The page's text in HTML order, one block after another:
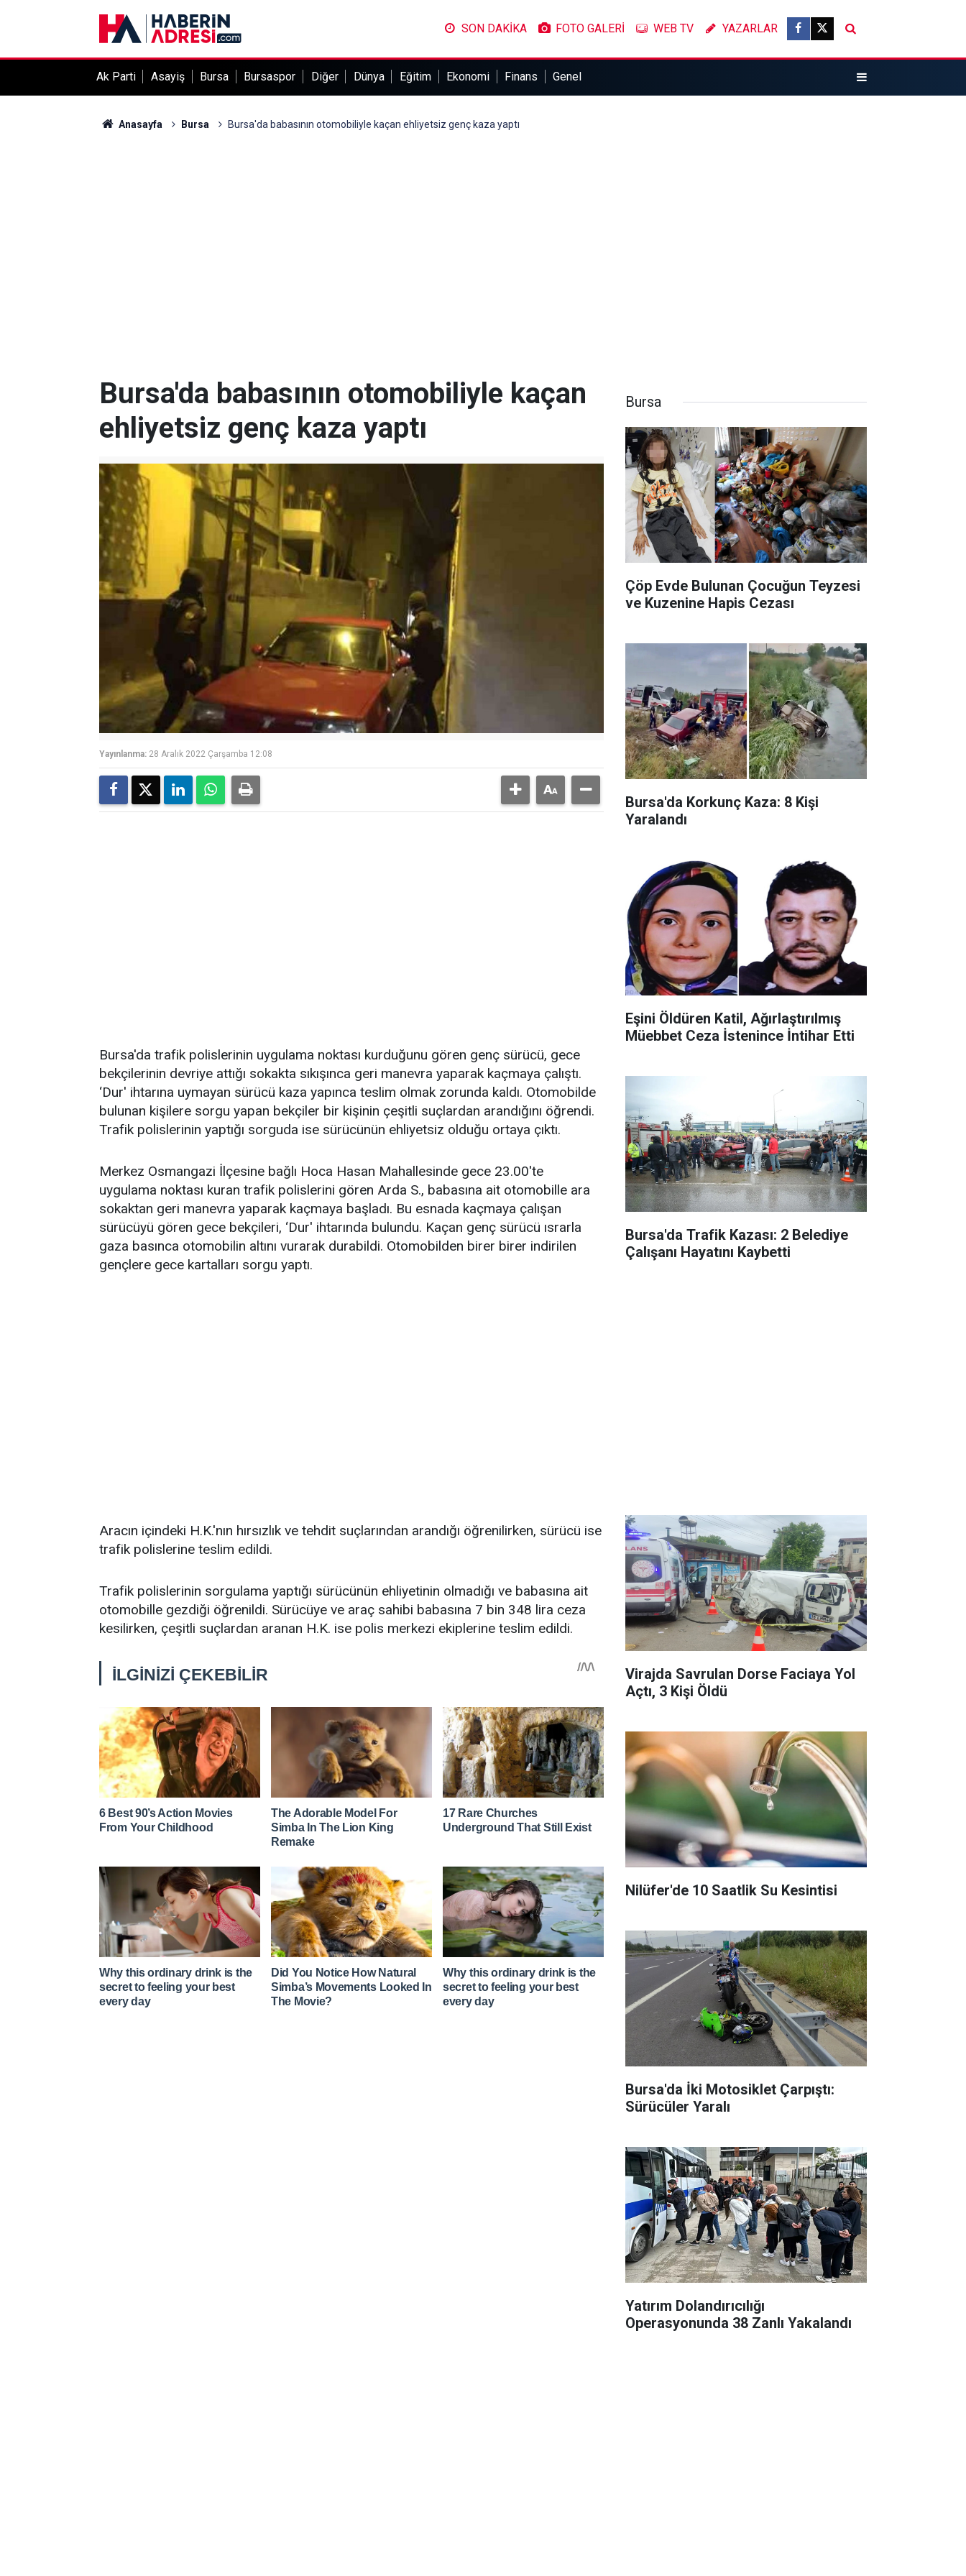
SON DAKİKA FOTO GALERİ WEB TV YAZARLAR
Ak Parti Asayiş Bursa Bursaspor Diğer Dünya Eğitim Ekonomi Finans Genel
Anasayfa Bursa Bursa'da babasının otomobiliyle kaçan ehliyetsiz genç kaza yaptı
Bursa'da babasının otomobiliyle kaçan
ehliyetsiz genç kaza yaptı
Yayınlanma: 28 Aralık 2022 Çarşamba 12:08
Bursa'da trafik polislerinin uygulama noktası kurduğunu gören genç sürücü, gece
bekçilerinin devriye attığı sokakta sıkışınca geri manevra yaparak kaçmaya çalıştı.
‘Dur' ihtarına uymayan sürücü kaza yapınca teslim olmak zorunda kaldı. Otomobilde
bulunan kişilere sorgu yapan bekçiler bir kişinin çeşitli suçlardan arandığını öğrendi.
Trafik polislerinin yaptığı sorguda ise sürücünün ehliyetsiz olduğu ortaya çıktı.
Merkez Osmangazi İlçesine bağlı Hoca Hasan Mahallesinde gece 23.00'te
uygulama noktası kuran trafik polislerini gören Arda S., babasına ait otomobille ara
sokaktan geri manevra yaparak kaçmaya başladı. Bu esnada kaçmaya çalışan
sürücüyü gören gece bekçileri, ‘Dur' ihtarında bulundu. Kaçan genç sürücü ısrarla
gaza basınca otomobilin altını vurarak durabildi. Otomobilden birer birer indirilen
gençlere gece kartalları sorgu yaptı.
Aracın içindeki H.K.'nın hırsızlık ve tehdit suçlarından arandığı öğrenilirken, sürücü ise
trafik polislerine teslim edildi.
Trafik polislerinin sorgulama yaptığı sürücünün ehliyetinin olmadığı ve babasına ait
otomobille gezdiği öğrenildi. Sürücüye ve araç sahibi babasına 7 bin 348 lira ceza
kesilirken, çeşitli suçlardan aranan H.K. ise polis merkezi ekiplerine teslim edildi.
Bursa
Çöp Evde Bulunan Çocuğun Teyzesi
ve Kuzenine Hapis Cezası
Bursa'da Korkunç Kaza: 8 Kişi
Yaralandı
Eşini Öldüren Katil, Ağırlaştırılmış
Müebbet Ceza İstenince İntihar Etti
Bursa'da Trafik Kazası: 2 Belediye
Çalışanı Hayatını Kaybetti
Virajda Savrulan Dorse Faciaya Yol
Açtı, 3 Kişi Öldü
Nilüfer'de 10 Saatlik Su Kesintisi
Bursa'da İki Motosiklet Çarpıştı:
Sürücüler Yaralı
Yatırım Dolandırıcılığı
Operasyonunda 38 Zanlı Yakalandı